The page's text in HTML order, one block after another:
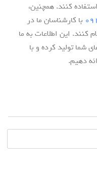
کنند. همچنین،
با کارشناسان ما در
کنند. این اطلاعات به ما
شما تولید کرده و با
دهیم.